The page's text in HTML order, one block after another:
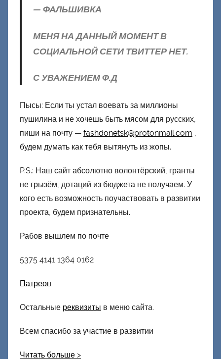
— ФАЛЬШИВКА
МЕНЯ НА ДАННЫЙ МОМЕНТ В
СОЦИАЛЬНОЙ СЕТИ ТВИТТЕР НЕТ.
С УВАЖЕНИЕМ Ф.Д
Пысы: Если ты устал воевать за миллионы
пушилина и не хочешь быть мясом для русских,
пиши на почту — fashdonetsk@protonmail.com ,
будем думать как тебя вытянуть из жопы.
P.S.: Наш сайт абсолютно волонтёрский, гранты
не грызём, дотаций из бюджета не получаем. У
кого есть возможность поучаствовать в развитии
проекта, будем признательны.
Рабов вышлем по почте
5375 4141 1364 0162
Патреон
Остальные реквизиты в меню сайта.
Всем спасибо за участие в развитии
Читать больше >